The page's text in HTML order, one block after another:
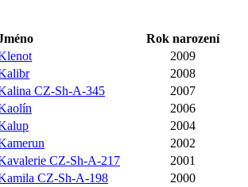
Rok narození
2009
2008
CZ-Sh-A-345 2007
2006
2004
2002
CZ-Sh-A-217 2001
CZ-Sh-A-198
2000